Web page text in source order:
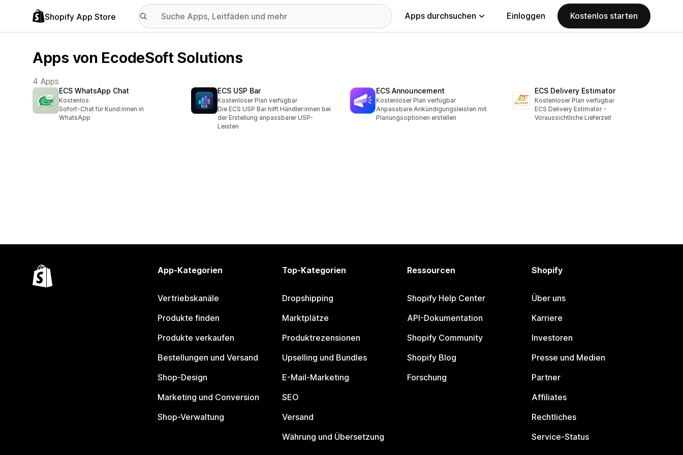
Shopify App Store Apps durchsuchen Einloggen Kostenlos starten
Apps von EcodeSoft Solutions
4 Apps
ECS WhatsApp Chat
Kostenlos
Sofort-Chat für Kund:innen in
WhatsApp
ECS USP Bar
Kostenloser Plan verfügbar
Die ECS USP Bar hilft Händler:innen bei
der Erstellung anpassbarer USP-
Leisten
ECS Announcement
Kostenloser Plan verfügbar
Anpassbare Ankündigungsleisten mit
Planungsoptionen erstellen
ECS Delivery Estimator
Kostenloser Plan verfügbar
ECS Delivery Estimator -
Voraussichtliche Lieferzeit
App-Kategorien
Vertriebskanäle
Produkte finden
Produkte verkaufen
Bestellungen und Versand
Shop-Design
Marketing und Conversion
Shop-Verwaltung
Top-Kategorien
Dropshipping
Marktplätze
Produktrezensionen
Upselling und Bundles
E-Mail-Marketing
SEO
Versand
Währung und Übersetzung
Ressourcen
Shopify Help Center
API-Dokumentation
Shopify Community
Shopify Blog
Forschung
Shopify
Über uns
Karriere
Investoren
Presse und Medien
Partner
Affiliates
Rechtliches
Service-Status